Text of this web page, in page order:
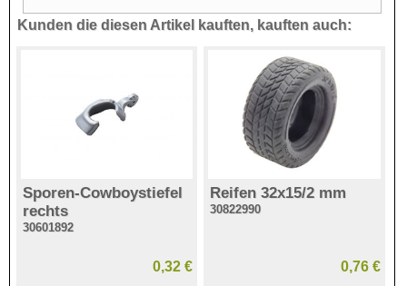
Kunden die diesen Artikel kauften, kauften auch:
Sporen-Cowboystiefel
rechts
30601892
0,32 €
Reifen 32x15/2 mm
30822990
0,76 €